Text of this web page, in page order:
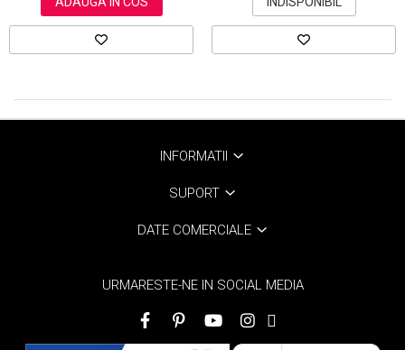
INFORMATII
SUPORT
DATE COMERCIALE
URMARESTE-NE IN SOCIAL MEDIA